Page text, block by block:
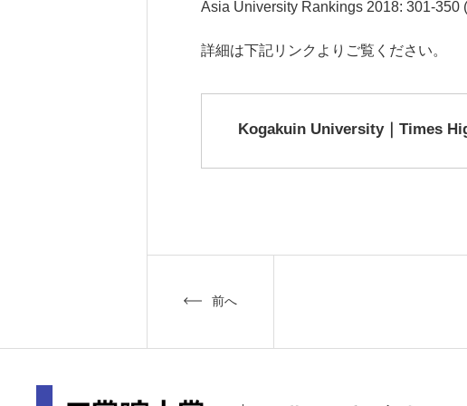
Asia University Rankings 2018: 301-350
詳細は下記リンクよりご覧ください。
Kogakuin University｜Times
前へ